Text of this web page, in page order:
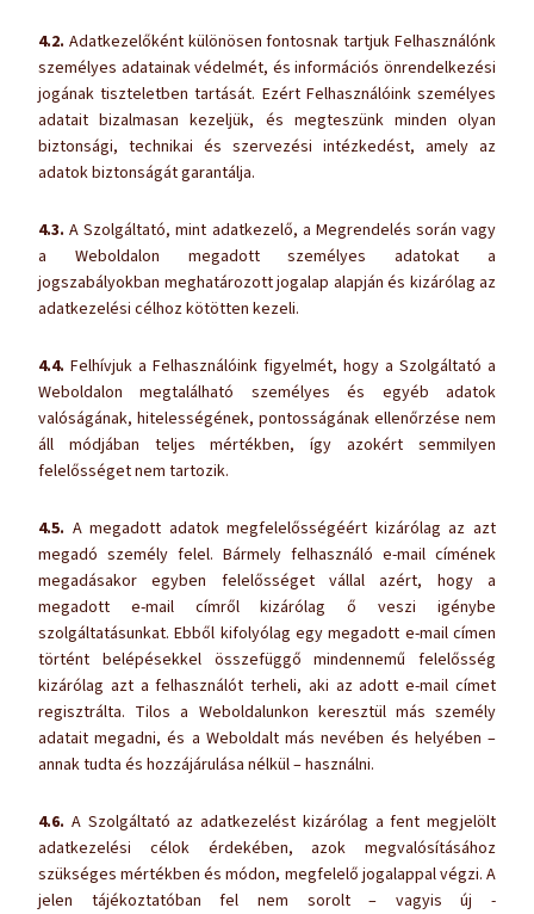
4.2. Adatkezelőként különösen fontosnak tartjuk Felhasználónk
személyes adatainak védelmét, és információs önrendelkezési
jogának tiszteletben tartását. Ezért Felhasználóink személyes
adatait bizalmasan kezeljük, és megteszünk minden olyan
biztonsági, technikai és szervezési intézkedést, amely az
adatok biztonságát garantálja.
4.3. A Szolgáltató, mint adatkezelő, a Megrendelés során vagy
a Weboldalon megadott személyes adatokat a
jogszabályokban meghatározott jogalap alapján és kizárólag az
adatkezelési célhoz kötötten kezeli.
4.4. Felhívjuk a Felhasználóink figyelmét, hogy a Szolgáltató a
Weboldalon megtalálható személyes és egyéb adatok
valóságának, hitelességének, pontosságának ellenőrzése nem
áll módjában teljes mértékben, így azokért semmilyen
felelősséget nem tartozik.
4.5. A megadott adatok megfelelősségéért kizárólag az azt
megadó személy felel. Bármely felhasználó e-mail címének
megadásakor egyben felelősséget vállal azért, hogy a
megadott e-mail címről kizárólag ő veszi igénybe
szolgáltatásunkat. Ebből kifolyólag egy megadott e-mail címen
történt belépésekkel összefüggő mindennemű felelősség
kizárólag azt a felhasználót terheli, aki az adott e-mail címet
regisztrálta. Tilos a Weboldalunkon keresztül más személy
adatait megadni, és a Weboldalt más nevében és helyében –
annak tudta és hozzájárulása nélkül – használni.
4.6. A Szolgáltató az adatkezelést kizárólag a fent megjelölt
adatkezelési célok érdekében, azok megvalósításához
szükséges mértékben és módon, megfelelő jogalappal végzi. A
jelen tájékoztatóban fel nem sorolt – vagyis új -